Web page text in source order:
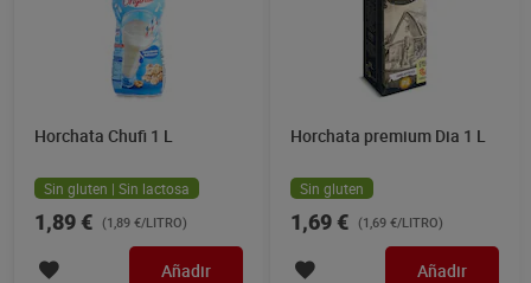
Horchata Chufi 1 L
Sin gluten | Sin lactosa
1,89 € (1,89 €/LITRO)
Añadir
Horchata premium Dia 1 L
Sin gluten
1,69 € (1,69 €/LITRO)
Añadir